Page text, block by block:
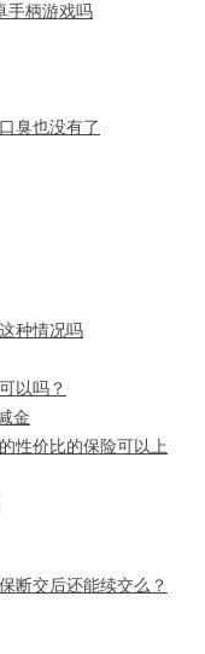
手柄游戏吗
臭也没有了
种情况吗
以吗？
金
性价比的保险可以上
断交后还能续交么？